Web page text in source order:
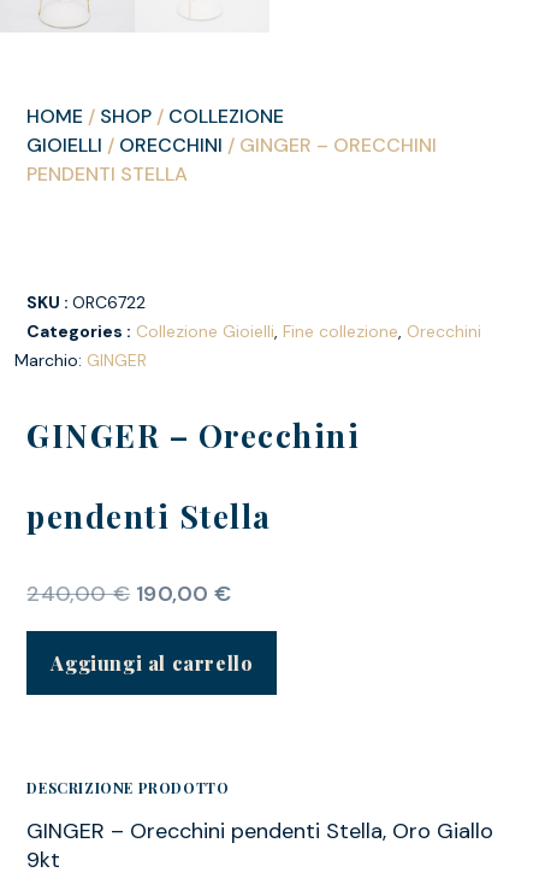
HOME / SHOP / COLLEZIONE
GIOIELLI / ORECCHINI / GINGER – ORECCHINI
PENDENTI STELLA
SKU :ORC6722
Categories : Collezione Gioielli, Fine collezione, Orecchini
Marchio: GINGER
GINGER – Orecchini
pendenti Stella
240,00€ 190,00 €
Aggiungi al carrello
DESCRIZIONE PRODOTTO
GINGER – Orecchini pendenti Stella, Oro Giallo
9kt